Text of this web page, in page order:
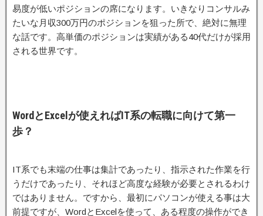
易度が低いポジションの席になります。いきなりコンサルみ
たいな月収300万円のポジションを狙った所で、絶対に無理
な話です。高単価のポジションは実績がある40代だけが採用
される世界です。
WordとExcelが使えればIT系の転職に向けて第一
歩？
IT系でも末端の仕事は集計であったり、指示された作業を行
うだけであったり、それほど高度な経験が必要とされるわけ
ではありません。ですから、最初にパソコンが使える事は大
前提ですが、WordとExcelを使って、ある程度の操作ができ